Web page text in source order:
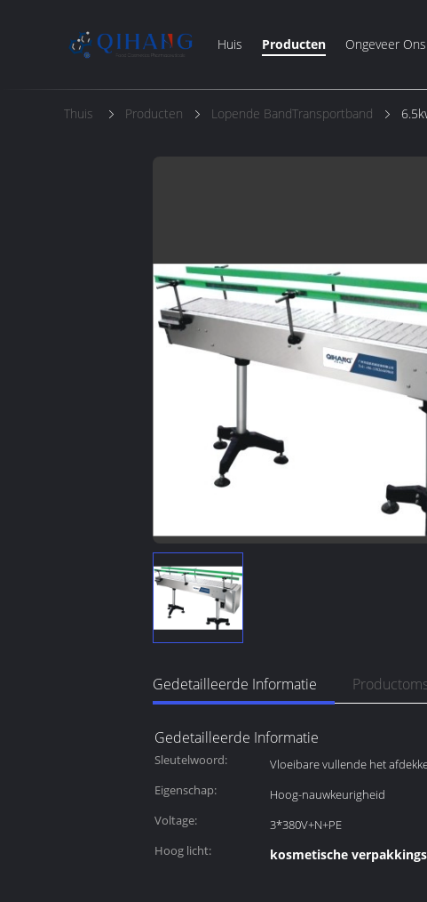
Huis Producten Ongeveer Ons
Thuis Producten Lopende BandTransportband
Gedetailleerde Informatie
Gedetailleerde Informatie
Sleutelwoord: Vloeibare vullende het
Eigenschap:
Hoog-nauwkeurigheid
Voltage:
3*380V+N+PE
Hoog licht:
kosmetische